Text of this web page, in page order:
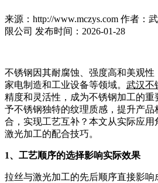
来源：http://www.mczys.com 作者：
限公司 发布时间：2026-01-28
不锈钢因其耐腐蚀、强度高和美观性
家电制造和工业设备等领域。 武汉不
精度和灵活性，成为不锈钢加工的
予不锈钢独特的纹理质感，提升产
合，实现工艺互补？本文从实际应
激光加工的配合技巧。
1、工艺顺序的选择影响实际效果
拉丝与激光加工的先后顺序直接影